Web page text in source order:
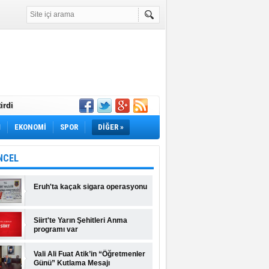
İş Arayanlar
Açıklandı!
EKONOMİ SPOR DİĞER »
Eruh'ta kaçak sigara operasyonu
Siirt'te Yarın Şehitleri Anma
programı var
Vali Ali Fuat Atik’in “Öğretmenler
Günü” Kutlama Mesajı